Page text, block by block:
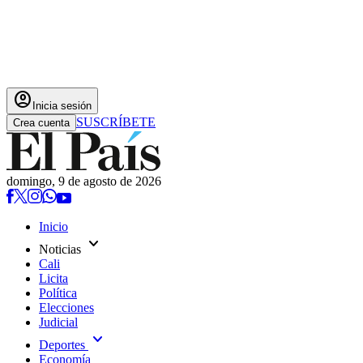
account_circle Inicia sesión
Crea cuenta SUSCRÍBETE
domingo, 9 de agosto de 2026
Inicio
Noticias expand_more
Cali
Licita
Política
Elecciones
Judicial
Deportes expand_more
Economía